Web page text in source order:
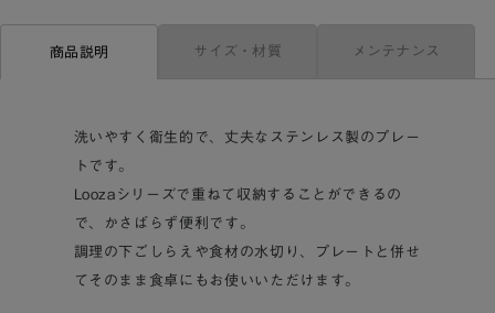
商品説明 サイズ・材質 メンテナンス
洗いやすく衛生的で、丈夫なステンレス製のプレー
トです。
Loozaシリーズで重ねて収納することができるの
で、かさばらず便利です。
調理の下ごしらえや食材の水切り、プレートと併せ
てそのまま食卓にもお使いいただけます。